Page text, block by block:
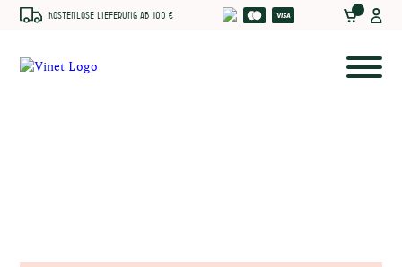
Kostenlose Lieferung ab 100 €